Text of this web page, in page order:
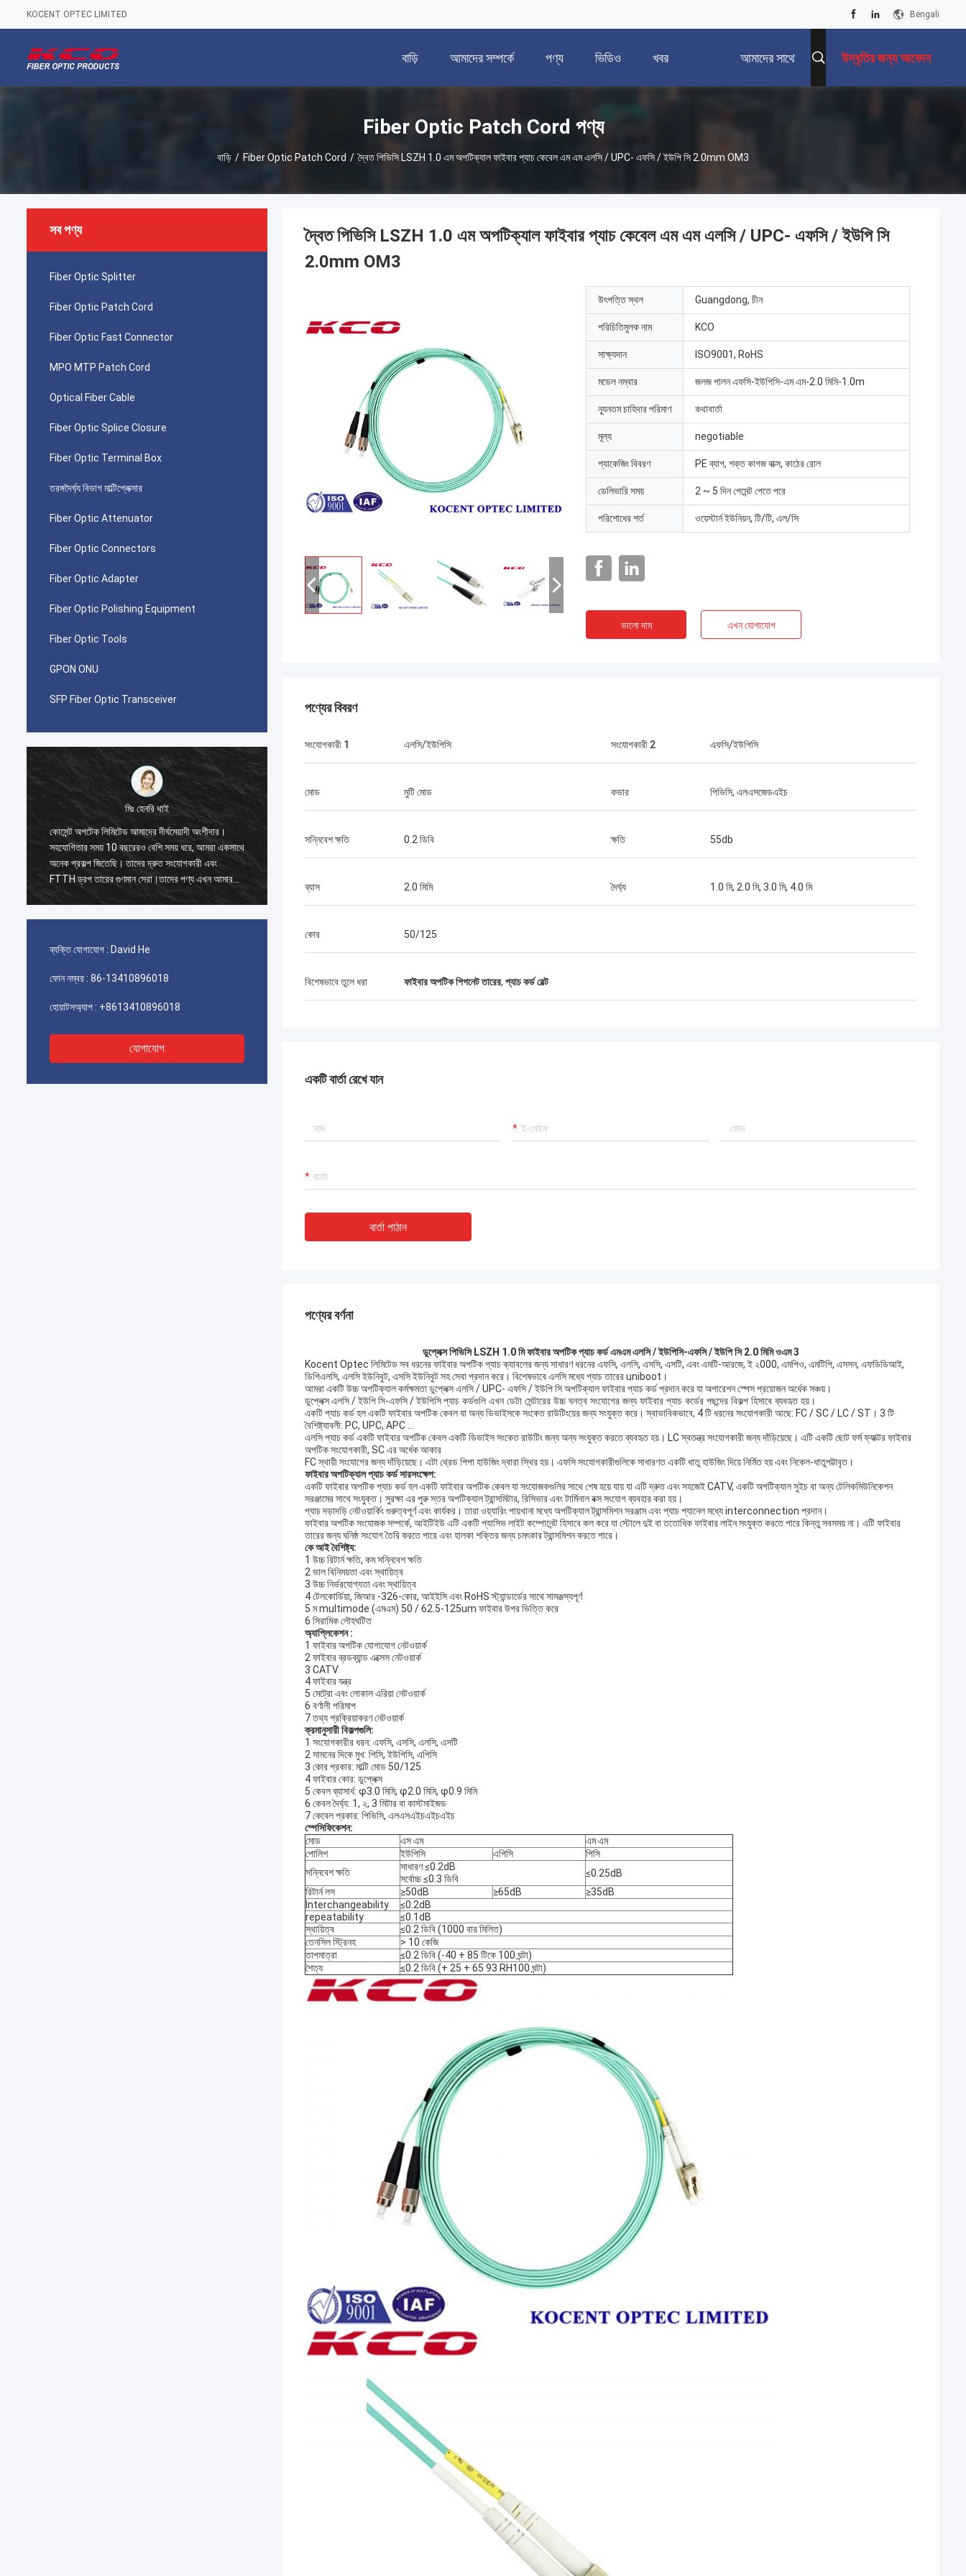
KOCENT OPTEC LIMITED Bengali
বাড়ি আমাদের সম্পর্কে পণ্য ভিডিও খবর আমাদের সাথে উদ্ধৃতির জন্য আবেদন
Fiber Optic Patch Cord পণ্য
বাড়ি / Fiber Optic Patch Cord / দ্বৈত পিভিসি LSZH 1.0 এম অপটিক্যাল ফাইবার প্যাচ কেবেল এম এম এলসি / UPC- এফসি / ইউপি সি 2.0mm OM3
সব পণ্য
Fiber Optic Splitter
Fiber Optic Patch Cord
Fiber Optic Fast Connector
MPO MTP Patch Cord
Optical Fiber Cable
Fiber Optic Splice Closure
Fiber Optic Terminal Box
তরঙ্গদৈর্ঘ্য বিভাগ মাল্টিপ্লেক্সার
Fiber Optic Attenuator
Fiber Optic Connectors
Fiber Optic Adapter
Fiber Optic Polishing Equipment
Fiber Optic Tools
GPON ONU
SFP Fiber Optic Transceiver
মিঃ পাবলো
আমি যখন 2014 সালে কোসেন্ট অপটেক লিমিটেডের সাথে
প্রথম অর্ডার দিয়েছিলাম তখন আমি অবাক হয়েছিলাম।
জিআইএক্সটিডাব্লু কেবলের একটি ধারক 40 জিপি এবং দ্রুত
সংযোজক, প্যাচ কর্ড এবং অ্যাডাপ্টারের জন্য একটি ধারক 20
মিঃ থ্যাং নুয়েন
অংশীদার। আমরা তাদের কাছ থেকে প্রতি মাসে ২ থেকে ৩টি
আনুষাঙ্গিক মান খুব সুন্দরতাদের সহায়তায় আমরা অনেক
মিঃ হেনরি থাই
সহযোগিতার সময় 10 বছরেরও বেশি সময় ধরে, আমরা একসাথে
দেশে ছড়িয়ে আছে.
ব্যক্তি যোগাযোগ : David He
ফোন নম্বর : 86-13410896018
হোয়াটসঅ্যাপ : +8613410896018
যোগাযোগ
দ্বৈত পিভিসি LSZH 1.0 এম অপটিক্যাল ফাইবার প্যাচ কেবেল এম এম এলসি / UPC- এফসি / ইউপি সি
2.0mm OM3
উৎপত্তি স্থল Guangdong, চীন
পরিচিতিমুলক নাম KCO
সাক্ষ্যদান ISO9001, RoHS
মডেল নম্বার জলজ পালন এফসি-ইউপিসি-এম এম-2.0 মিমি-1.0m
ন্যূনতম চাহিদার পরিমাণ কথাবার্তা
মূল্য negotiable
প্যাকেজিং বিবরণ PE ব্যাগ, শক্ত কাগজ বাক্স, কাঠের রোল
ডেলিভারি সময় 2 ~ 5 দিন পেমেন্ট পেতে পরে
পরিশোধের শর্ত ওয়েস্টার্ন ইউনিয়ন, টি/টি, এল/সি
ভালো দাম এখন যোগাযোগ
পণ্যের বিবরণ
সংযোগকারী 1 এলসি/ইউপিসি সংযোগকারী 2 এফসি/ইউপিসি
মোড মুটি মোড কভার পিভিসি, এলএসজেডএইচ
সন্নিবেশ ক্ষতি 0.2 ডিবি ক্ষতি 55db
ব্যাস 2.0 মিমি দৈর্ঘ্য 1.0 মি, 2.0 মি, 3.0 মি, 4.0 মি
কোর 50/125
বিশেষভাবে তুলে ধরা ফাইবার অপটিক পিগনেট তারের, প্যাচ কর্ড বেল্ট
একটি বার্তা রেখে যান
বার্তা পাঠান
পণ্যের বর্ণনা
ডুপ্লেক্স পিভিসি LSZH 1.0 মি ফাইবার অপটিক প্যাচ কর্ড এমএম এলসি / ইউপিসি-এফসি / ইউপি সি 2.0 মিমি ওএম 3
Kocent Optec লিমিটেড সব ধরনের ফাইবার অপটিক প্যাচ ক্যাবলের জন্য সাধারণ ধরনের এফসি, এলসি, এসসি, এসটি, এবং এমটি-আরজে, ই ২000, এমপিও, এমটিপি, এসসন, এফডিডিআই,
ডিপিএলসি, এলসি ইউনিবুট, এসসি ইউনিবুট সহ সেবা প্রদান করে। বিশেষভাবে এলসি মধ্যে প্যাচ তারের uniboot।
আমরা একটি উচ্চ অপটিক্যাল কর্মক্ষমতা ডুপ্লেক্স এলসি / UPC- এফসি / ইউপি সি অপটিক্যাল ফাইবার প্যাচ কর্ড প্রদান করে যা অপারেশন স্পেস প্রয়োজন অর্ধেক সঞ্চয়।
ডুপ্লেক্স এলসি / ইউপি সি-এফসি / ইউপিসিপ্যাচ কর্ডগুলি এখন ডেটা সেন্টারের উচ্চ ঘনত্ব সংযোগের জন্য ফাইবার প্যাচ কর্ডের পছন্দের বিকল্প হিসাবে ব্যবহৃত হয়।
একটি প্যাচ কর্ড হল একটি ফাইবার অপটিক কেবল যা অন্য ডিভাইসকে সংকেত রাউটিংয়ের জন্য সংযুক্ত করে। স্বাভাবিকভাবে, 4 টি ধরনের সংযোগকারী আছে: FC / SC / LC / ST। 3 টি
বৈশিষ্ট্যাবলী: PC, UPC, APC ...
এলসি প্যাচ কর্ড একটি ফাইবার অপটিক কেবল একটি ডিভাইস সংকেত রাউটিং জন্য অন্য সংযুক্ত করতে ব্যবহৃত হয়। LC স্বতন্ত্র সংযোগকারী জন্য দাঁড়িয়েছে। এটি একটি ছোট ফর্ম ফ্যাক্টর ফাইবার
অপটিক সংযোগকারী, SC এর অর্ধেক আকার
FC স্থায়ী সংযোগের জন্য দাঁড়িয়েছে। এটা থ্রেড পিপা হাউজিং দ্বারা স্থির হয়। এফসি সংযোগকারীগুলিকে সাধারণত একটি ধাতু হাউজিং দিয়ে নির্মিত হয় এবং নিকেল-ধাতুপট্টাবৃত।
ফাইবার অপটিক্যাল প্যাচ কর্ড সারসংক্ষেপ:
একটি ফাইবার অপটিক প্যাচ কর্ড হল একটি ফাইবার অপটিক কেবল যা সংযোজকগুলির সাথে শেষ হয়ে যায় যা এটি দ্রুত এবং সহজেই CATV, একটি অপটিক্যাল সুইচ বা অন্য টেলিকমিউনিকেশন
সরঞ্জামের সাথে সংযুক্ত। সুরক্ষা এর পুরু স্তর অপটিক্যাল ট্রান্সমিটার, রিসিভার এবং টার্মিনাল বক্স সংযোগ ব্যবহার করা হয়।
প্যাচ দড়াদড়ি নেটওয়ার্কিং গুরুত্বপূর্ণ এবং কার্যকর। তারা ওয়্যারিং পায়খানা মধ্যে অপটিক্যাল ট্রান্সমিশন সরঞ্জাম এবং প্যাচ প্যানেল মধ্যে interconnection প্রদান।
ফাইবার অপটিক সংযোজক সম্পর্কে, আইটিইউ এটি একটি প্যাসিভ লাইট কম্পোনেন্ট হিসাবে কল করে যা স্টোলে দুই বা ততোধিক ফাইবার লাইন সংযুক্ত করতে পারে কিন্তু সবসময় না। এটি ফাইবার
তারের জন্য ঘনিষ্ঠ সংযোগ তৈরি করতে পারে এবং হালকা শক্তির জন্য চমৎকার ট্রান্সমিশন করতে পারে।
কেআই বৈশিষ্ট্য:
1 উচ্চ রিটার্ন ক্ষতি, কম সন্নিবেশ ক্ষতি
2 ভাল বিনিময়তা এবং স্থায়িত্ব
3 উচ্চ নির্ভরযোগ্যতা এবং স্থায়িত্ব
4 টেলকোর্ডিয়া, জিআর -326-কোর, আইইসি এবং RoHS স্ট্যান্ডার্ডের সাথে সামঞ্জস্যপূর্ণ
5 ম multimode (এমএম) 50 / 62.5-125um ফাইবার উপর ভিত্তি করে
6 সিরামিক লৌহঘটিত
অ্যাপ্লিকেশন :
1 ফাইবার অপটিক যোগাযোগ নেটওয়ার্ক
2 ফাইবার ব্রডব্যান্ড এক্সেস নেটওয়ার্ক
3 CATV
4 ফাইবার যন্ত্র
5 মেট্রো এবং লোকাল এরিয়া নেটওয়ার্ক
6 বর্ণালী পরিমাপ
7 তথ্য প্রক্রিয়াকরণ নেটওয়ার্ক
ক্রমানুসারী বিকল্পগুলি:
1 সংযোগকারীর ধরন: এফসি, এসসি, এলসি, এসটি
2 সামনের দিকে মুখ: পিসি, ইউপিসি, এপিসি
3 কোর প্রকার: মাল্টি মোড 50/125
4 ফাইবার কোর: ডুপ্লেক্স
5 কেবল ব্যাসার্ধ: φ3.0 মিমি, φ2.0 মিমি, φ0.9 মিমি
6 কেবল দৈর্ঘ্য: 1, ২, 3 মিটার বা কাস্টমাইজড
7 কেবেল প্রকার: পিভিসি, এলএসএইচএইচএইচ
স্পেসিফিকেশন:
মোড
এস এম
এম এম
পোলিশ
ইউপিসি এপিসি
পিসি
সন্নিবেশ ক্ষতি
সাধারণ ≤0.2dB
সর্বোচ্চ ≤0.3 ডিবি
≤0.25dB
রিটার্ন লস
≥50dB ≥65dB
≥35dB
Interchangeability
≤0.2dB
repeatability
≤0.1dB
স্থায়িত্ব
≤0.2 ডিবি (1000 বার মিলিত)
তেনসিল স্ট্রিনহ
> 10 কেজি
তাপমাত্রা
≤0.2 ডিবি (-40 + 85 টিকে 100 ঘন্টা)
শৈত্য
≤0.2 ডিবি (+ 25 + 65 93 RH100 ঘন্টা)